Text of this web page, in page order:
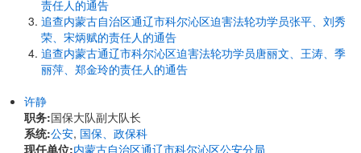
责任人的通告
追查内蒙古自治区通辽市科尔沁区迫害法轮功学员张平、刘秀
荣、宋炳赋的责任人的通告
追查内蒙古通辽市科尔沁区迫害法轮功学员唐丽文、王涛、季
丽萍、郑金玲的责任人的通告
许静
职务:国保大队副大队长
系统:公安, 国保、政保科
现任单位:内蒙古自治区通辽市科尔沁区公安分局